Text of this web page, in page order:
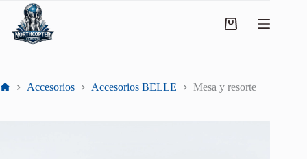
Accesorios Accesorios BELLE Mesa y resorte